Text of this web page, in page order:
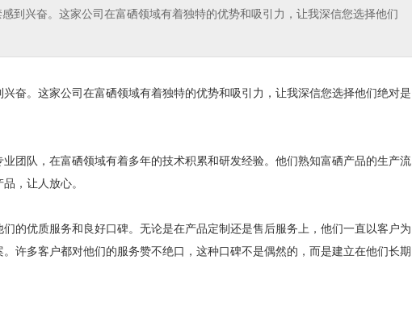
到兴奋。这家公司在富硒领域有着独特的优势和吸引力，让我深信您选择他们
。这家公司在富硒领域有着独特的优势和吸引力，让我深信您选择他们绝对是
队，在富硒领域有着多年的技术积累和研发经验。他们熟知富硒产品的生产流
，让人放心。
优质服务和良好口碑。无论是在产品定制还是售后服务上，他们一直以客户为
许多客户都对他们的服务赞不绝口，这种口碑不是偶然的，而是建立在他们长期